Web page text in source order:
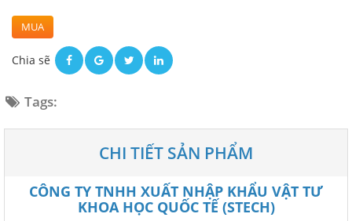
MUA
Chia sẽ
Tags:
CHI TIẾT SẢN PHẨM
CÔNG TY TNHH XUẤT NHẬP KHẨU VẬT TƯ
KHOA HỌC QUỐC TẾ (STECH)